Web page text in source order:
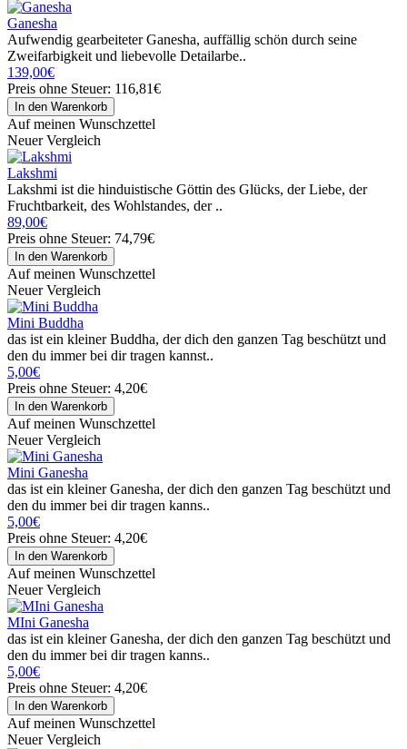
Ganesha
Aufwendig gearbeiteter Ganesha, auffällig schön durch seine
Zweifarbigkeit und liebevolle Detailarbe..
139,00€
Preis ohne Steuer: 116,81€
Auf meinen Wunschzettel
Neuer Vergleich
Lakshmi
Lakshmi ist die hinduistische Göttin des Glücks, der Liebe, der
Fruchtbarkeit, des Wohlstandes, der ..
89,00€
Preis ohne Steuer: 74,79€
Auf meinen Wunschzettel
Neuer Vergleich
Mini Buddha
das ist ein kleiner Buddha, der dich den ganzen Tag beschützt und
den du immer bei dir tragen kannst..
5,00€
Preis ohne Steuer: 4,20€
Auf meinen Wunschzettel
Neuer Vergleich
Mini Ganesha
das ist ein kleiner Ganesha, der dich den ganzen Tag beschützt und
den du immer bei dir tragen kanns..
5,00€
Preis ohne Steuer: 4,20€
Auf meinen Wunschzettel
Neuer Vergleich
MIni Ganesha
das ist ein kleiner Ganesha, der dich den ganzen Tag beschützt und
den du immer bei dir tragen kanns..
5,00€
Preis ohne Steuer: 4,20€
Auf meinen Wunschzettel
Neuer Vergleich